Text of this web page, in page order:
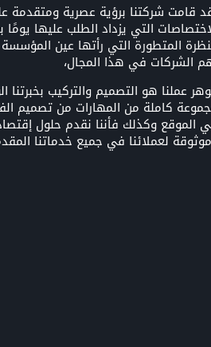
قامت شركتنا برؤية عصرية ومتقدمة
التي يزداد الطلب عليها يومًا
المتطورة التي رأتها عين
الشركات في هذا المجال،
عملنا هو التصميم والتركيب بخبرتنا
كاملة من المهارات من تصميم
الموقع وكذلك فأننا نقدم حلول
لعملائنا في جميع خدماتنا